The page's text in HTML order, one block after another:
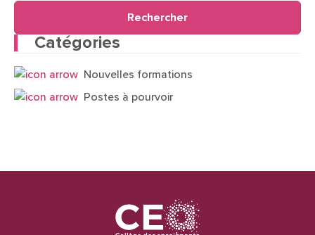
Rechercher
Catégories
Nouvelles formations
Postes à pourvoir